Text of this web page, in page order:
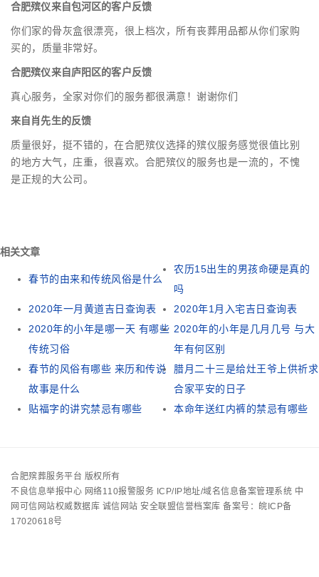
合肥殡仪来自包河区的客户反馈
你们家的骨灰盒很漂亮，很上档次，所有丧葬用品都从你们家购
买的，质量非常好。
合肥殡仪来自庐阳区的客户反馈
真心服务，全家对你们的服务都很满意！谢谢你们
来自肖先生的反馈
质量很好，挺不错的，在合肥殡仪选择的殡仪服务感觉很值比别
的地方大气，庄重，很喜欢。合肥殡仪的服务也是一流的，不愧
是正规的大公司。
相关文章
春节的由来和传统风俗是什么
农历15出生的男孩命硬是真的
吗
2020年一月黄道吉日查询表
2020年1月入宅吉日查询表
2020年的小年是哪一天 有哪些
传统习俗
2020年的小年是几月几号 与大
年有何区别
春节的风俗有哪些 来历和传说
故事是什么
腊月二十三是给灶王爷上供祈求
合家平安的日子
贴福字的讲究禁忌有哪些
本命年送红内裤的禁忌有哪些
合肥殡葬服务平台 版权所有
不良信息举报中心 网络110报警服务 ICP/IP地址/域名信息备案管理系统 中
网可信网站权威数据库 诚信网站 安全联盟信誉档案库 备案号：皖ICP备
17020618号